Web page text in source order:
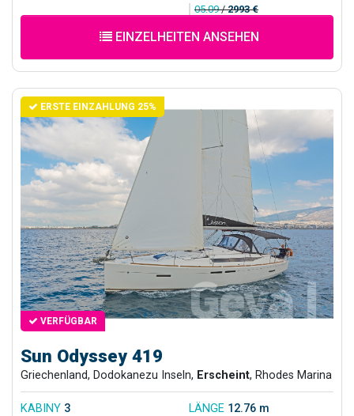
05.09/2993 €
EINZELHEITEN ANSEHEN
ERSTE EINZAHLUNG 25%
VERFÜGBAR
Sun Odyssey 419
Griechenland, Dodokanezu Inseln, Erscheint, Rhodes Marina
KABINY 3 LÄNGE 12.76 m